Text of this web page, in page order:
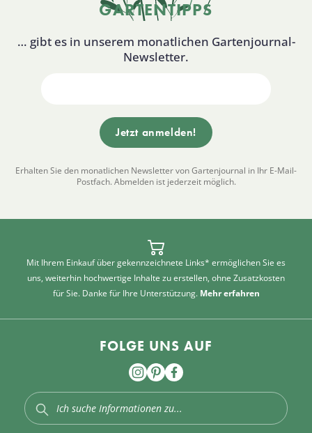
GARTENTIPPS
… gibt es in unserem monatlichen Gartenjournal-
Newsletter.
Erhalten Sie den monatlichen Newsletter von Gartenjournal in Ihr E-Mail-
Postfach. Abmelden ist jederzeit möglich.
Mit Ihrem Einkauf über gekennzeichnete Links* ermöglichen Sie es
uns, weiterhin hochwertige Inhalte zu erstellen, ohne Zusatzkosten
für Sie. Danke für Ihre Unterstützung. Mehr erfahren
FOLGE UNS AUF